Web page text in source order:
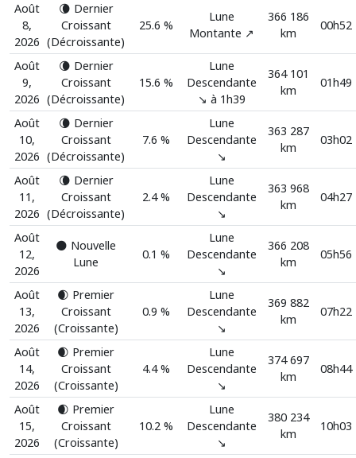
Août
8,
2026
🌘 Dernier
Croissant
(Décroissante)
25.6 %
Lune
Montante ↗️
366 186
km
00h52
Août
9,
2026
🌘 Dernier
Croissant
(Décroissante)
15.6 %
Lune
Descendante
↘️ à 1h39
364 101
km
01h49
Août
10,
2026
🌘 Dernier
Croissant
(Décroissante)
7.6 %
Lune
Descendante
↘️
363 287
km
03h02
Août
11,
2026
🌘 Dernier
Croissant
(Décroissante)
2.4 %
Lune
Descendante
↘️
363 968
km
04h27
Août
12,
2026
🌑 Nouvelle
Lune
0.1 %
Lune
Descendante
↘️
366 208
km
05h56
Août
13,
2026
🌒 Premier
Croissant
(Croissante)
0.9 %
Lune
Descendante
↘️
369 882
km
07h22
Août
14,
2026
🌒 Premier
Croissant
(Croissante)
4.4 %
Lune
Descendante
↘️
374 697
km
08h44
Août
15,
2026
🌒 Premier
Croissant
(Croissante)
10.2 %
Lune
Descendante
↘️
380 234
km
10h03